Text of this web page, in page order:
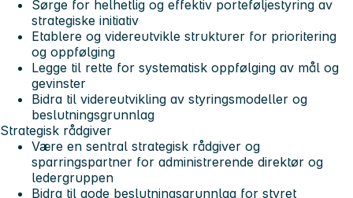
Sørge for helhetlig og effektiv porteføljestyring av
strategiske initiativ
Etablere og videreutvikle strukturer for prioritering
og oppfølging
Legge til rette for systematisk oppfølging av mål og
gevinster
Bidra til videreutvikling av styringsmodeller og
beslutningsgrunnlag
Strategisk rådgiver
Være en sentral strategisk rådgiver og
sparringspartner for administrerende direktør og
ledergruppen
Bidra til gode beslutningsgrunnlag for styret